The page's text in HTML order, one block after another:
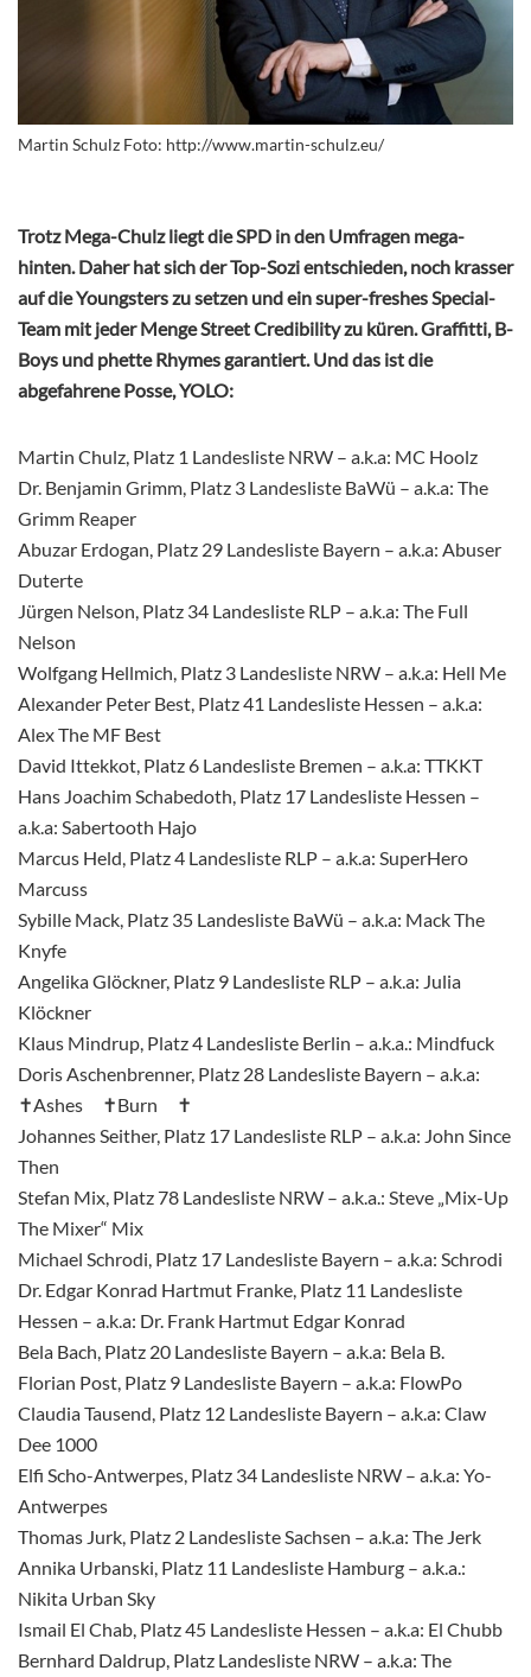
Martin Schulz Foto: http://www.martin-schulz.eu/
Trotz Mega-Chulz liegt die SPD in den Umfragen mega-
hinten. Daher hat sich der Top-Sozi entschieden, noch krasser
auf die Youngsters zu setzen und ein super-freshes Special-
Team mit jeder Menge Street Credibility zu küren. Graffitti, B-
Boys und phette Rhymes garantiert. Und das ist die
abgefahrene Posse, YOLO:
Martin Chulz, Platz 1 Landesliste NRW – a.k.a: MC Hoolz
Dr. Benjamin Grimm, Platz 3 Landesliste BaWü – a.k.a: The
Grimm Reaper
Abuzar Erdogan, Platz 29 Landesliste Bayern – a.k.a: Abuser
Duterte
Jürgen Nelson, Platz 34 Landesliste RLP – a.k.a: The Full
Nelson
Wolfgang Hellmich, Platz 3 Landesliste NRW – a.k.a: Hell Me
Alexander Peter Best, Platz 41 Landesliste Hessen – a.k.a:
Alex The MF Best
David Ittekkot, Platz 6 Landesliste Bremen – a.k.a: TTKKT
Hans Joachim Schabedoth, Platz 17 Landesliste Hessen –
a.k.a: Sabertooth Hajo
Marcus Held, Platz 4 Landesliste RLP – a.k.a: SuperHero
Marcuss
Sybille Mack, Platz 35 Landesliste BaWü – a.k.a: Mack The
Knyfe
Angelika Glöckner, Platz 9 Landesliste RLP – a.k.a: Julia
Klöckner
Klaus Mindrup, Platz 4 Landesliste Berlin – a.k.a.: Mindfuck
Doris Aschenbrenner, Platz 28 Landesliste Bayern – a.k.a:
✝Ashes ✝Burn
✝
Johannes Seither, Platz 17 Landesliste RLP – a.k.a: John Since
Then
Stefan Mix, Platz 78 Landesliste NRW – a.k.a.: Steve „Mix-Up
The Mixer“ Mix
Michael Schrodi, Platz 17 Landesliste Bayern – a.k.a: Schrodi
Dr. Edgar Konrad Hartmut Franke, Platz 11 Landesliste
Hessen – a.k.a: Dr. Frank Hartmut Edgar Konrad
Bela Bach, Platz 20 Landesliste Bayern – a.k.a: Bela B.
Florian Post, Platz 9 Landesliste Bayern – a.k.a: FlowPo
Claudia Tausend, Platz 12 Landesliste Bayern – a.k.a: Claw
Dee 1000
Elfi Scho-Antwerpes, Platz 34 Landesliste NRW – a.k.a: Yo-
Antwerpes
Thomas Jurk, Platz 2 Landesliste Sachsen – a.k.a: The Jerk
Annika Urbanski, Platz 11 Landesliste Hamburg – a.k.a.:
Nikita Urban Sky
Ismail El Chab, Platz 45 Landesliste Hessen – a.k.a: El Chubb
Bernhard Daldrup, Platz Landesliste NRW – a.k.a: The